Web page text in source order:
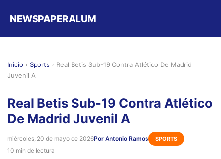
NEWSPAPERALUM
Inicio › Sports › Real Betis Sub-19 Contra Atlético De Madrid
Juvenil A
Real Betis Sub-19 Contra Atlético
De Madrid Juvenil A
miércoles, 20 de mayo de 2026Por Antonio Ramos SPORTS
10 min de lectura